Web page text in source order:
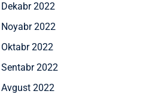
Dekabr 2022
Noyabr 2022
Oktabr 2022
Sentabr 2022
Avgust 2022